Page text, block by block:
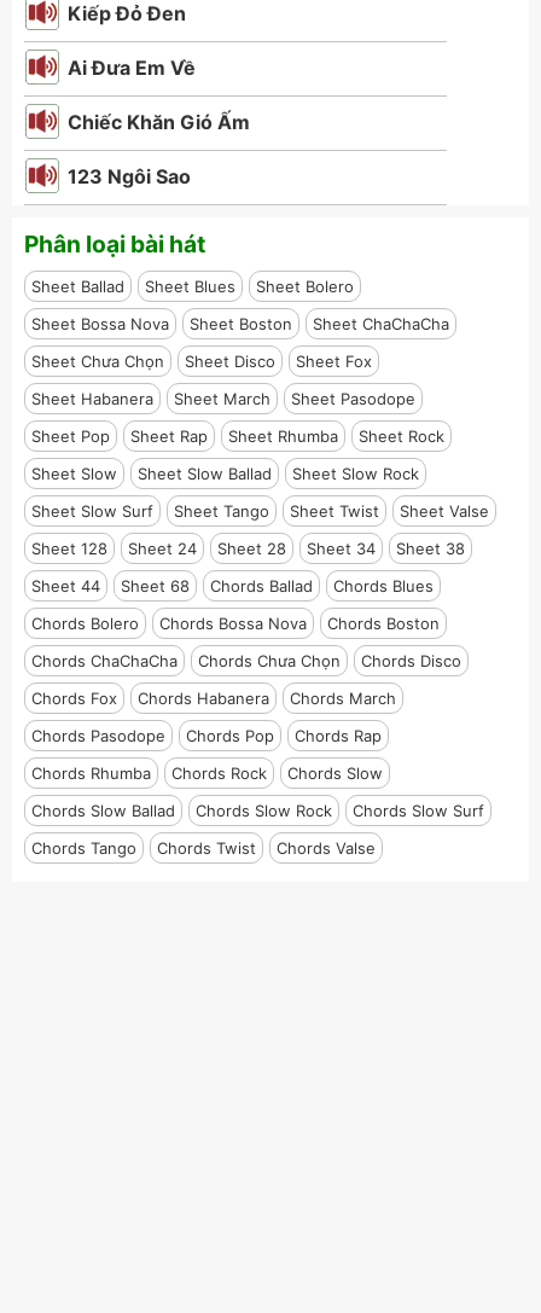
Kiếp Đỏ Đen
Ai Đưa Em Về
Chiếc Khăn Gió Ấm
123 Ngôi Sao
Phân loại bài hát
Sheet Ballad Sheet Blues
Sheet Bolero
Sheet Bossa Nova
Sheet Boston
Sheet ChaChaCha
Sheet Chưa Chọn
Sheet Disco
Sheet Fox
Sheet Habanera
Sheet March
Sheet Pasodope
Sheet Pop
Sheet Rap Sheet Rhumba
Sheet Rock
Sheet Slow
Sheet Slow Ballad
Sheet Slow Rock
Sheet Slow Surf
Sheet Tango Sheet Twist
Sheet Valse
Sheet 128
Sheet 24 Sheet 28 Sheet 34
Sheet 38
Sheet 44
Sheet 68 Chords Ballad
Chords Blues
Chords Bolero
Chords Bossa Nova
Chords Boston
Chords ChaChaCha
Chords Chưa Chọn
Chords Disco
Chords Fox
Chords Habanera
Chords March
Chords Pasodope
Chords Pop
Chords Rap
Chords Rhumba
Chords Rock
Chords Slow
Chords Slow Ballad
Chords Slow Rock
Chords Slow Surf
Chords Tango
Chords Twist Chords Valse